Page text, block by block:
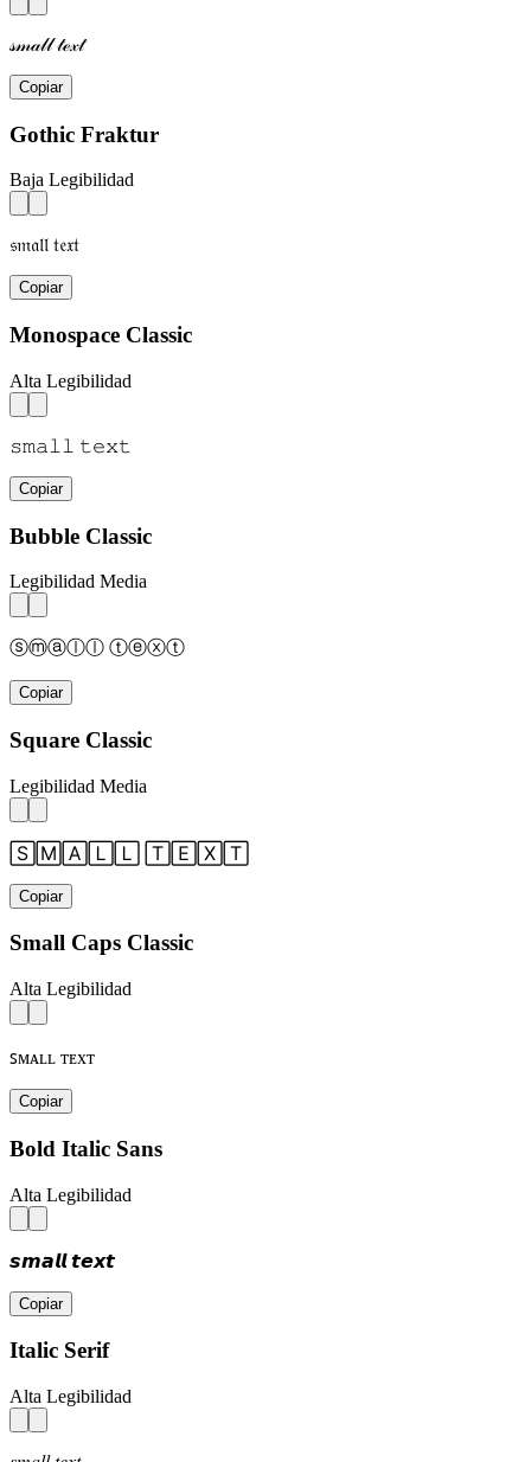
𝓈𝓂𝒶𝓁𝓁 𝓉ℯ𝓍𝓉
Copiar
Gothic Fraktur
Baja Legibilidad
𝔰𝔪𝔞𝔩𝔩 𝔱𝔢𝔵𝔱
Copiar
Monospace Classic
Alta Legibilidad
𝚜𝚖𝚊𝚕𝚕 𝚝𝚎𝚡𝚝
Copiar
Bubble Classic
Legibilidad Media
ⓢⓜⓐⓛⓛ ⓣⓔⓧⓣ
Copiar
Square Classic
Legibilidad Media
🅂🄼🄰🄻🄻 🅃🄴🅇🅃
Copiar
Small Caps Classic
Alta Legibilidad
ꜱᴍᴀʟʟ ᴛᴇxᴛ
Copiar
Bold Italic Sans
Alta Legibilidad
𝙨𝙢𝙖𝙡𝙡 𝙩𝙚𝙭𝙩
Copiar
Italic Serif
Alta Legibilidad